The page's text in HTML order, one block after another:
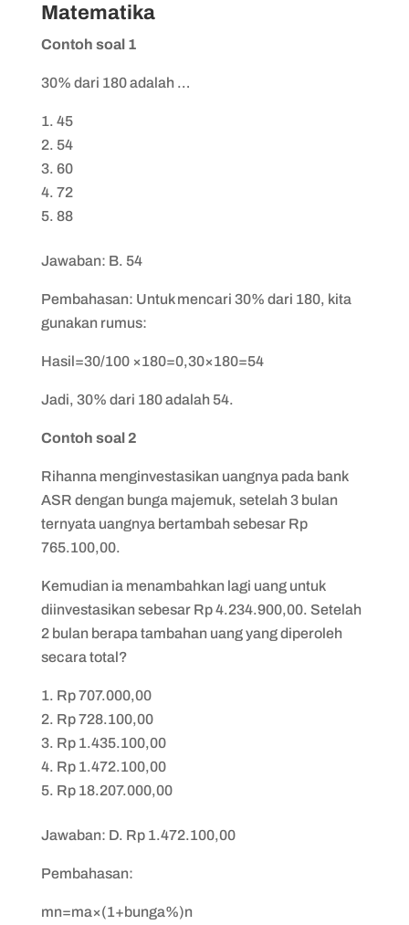
Matematika
Contoh soal 1
30% dari 180 adalah …
45
54
60
72
88
Jawaban: B. 54
Pembahasan: Untuk mencari 30% dari 180, kita
gunakan rumus:
Hasil=30/100 ×180=0,30×180=54
Jadi, 30% dari 180 adalah 54.
Contoh soal 2
Rihanna menginvestasikan uangnya pada bank
ASR dengan bunga majemuk, setelah 3 bulan
ternyata uangnya bertambah sebesar Rp
765.100,00.
Kemudian ia menambahkan lagi uang untuk
diinvestasikan sebesar Rp 4.234.900,00. Setelah
2 bulan berapa tambahan uang yang diperoleh
secara total?
Rp 707.000,00
Rp 728.100,00
Rp 1.435.100,00
Rp 1.472.100,00
Rp 18.207.000,00
Jawaban: D. Rp 1.472.100,00
Pembahasan:
mn=ma×(1+bunga%)n